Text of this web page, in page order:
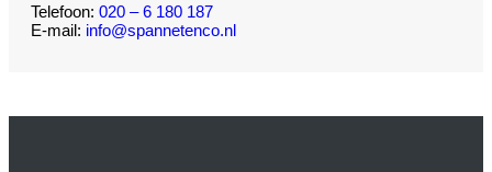
Telefoon: 020 – 6 180 187
E-mail: info@spannetenco.nl